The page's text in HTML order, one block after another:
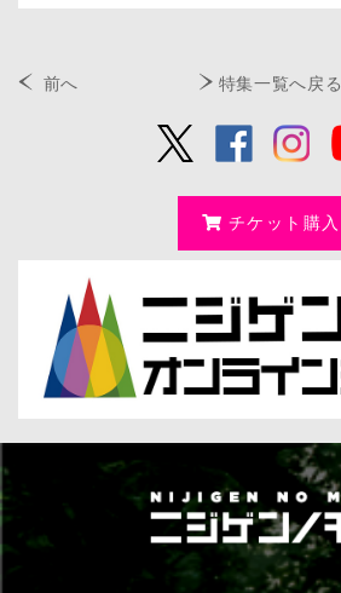
前へ 特集一覧へ戻る
チケット購入